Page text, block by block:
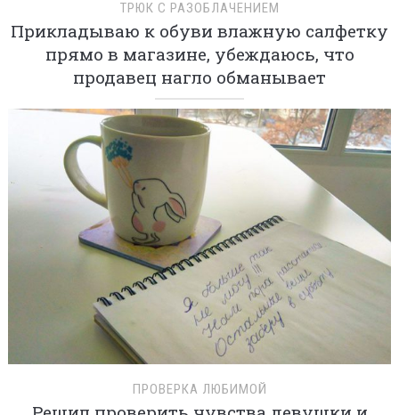
ТРЮК С РАЗОБЛАЧЕНИЕМ
Прикладываю к обуви влажную салфетку
прямо в магазине, убеждаюсь, что
продавец нагло обманывает
ПРОВЕРКА ЛЮБИМОЙ